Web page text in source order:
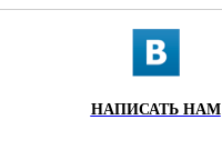
НАПИСАТЬ НАМ